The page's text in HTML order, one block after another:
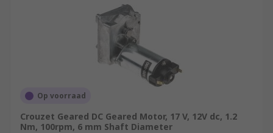
Op voorraad
Crouzet Geared DC Geared Motor, 17 V, 12V dc, 1.2
Nm, 100rpm, 6 mm Shaft Diameter